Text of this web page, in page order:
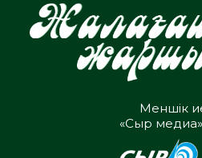
Меншік
«Сыр